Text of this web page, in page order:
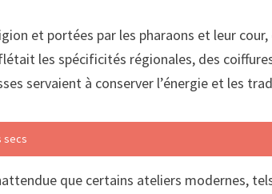
et portées par les pharaons et leur
les spécificités régionales, des
servaient à conserver l’énergie et les
secs
que certains ateliers modernes,